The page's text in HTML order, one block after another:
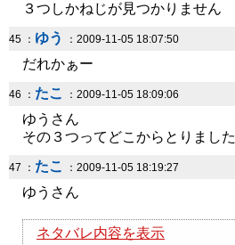
３つしかねじが見つかりません
45 ： ゆう ：2009-11-05 18:07:50
だれかぁー
46 ： たこ ：2009-11-05 18:09:06
ゆうさん
その３つってどこからとりまし
47 ： たこ ：2009-11-05 18:19:27
ゆうさん
ネタバレ内容を表示